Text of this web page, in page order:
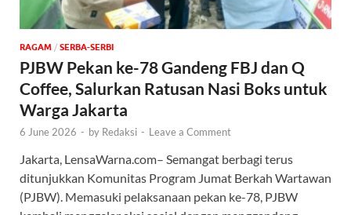
‎RAGAM / SERBA-SERBI
PJBW Pekan ke-78 Gandeng FBJ dan Q
Coffee, Salurkan Ratusan Nasi Boks untuk
Warga Jakarta
6 June 2026 - by Redaksi - Leave a Comment
Jakarta, LensaWarna.com– Semangat berbagi terus
ditunjukkan Komunitas Program Jumat Berkah Wartawan
(PJBW). Memasuki pelaksanaan pekan ke-78, PJBW